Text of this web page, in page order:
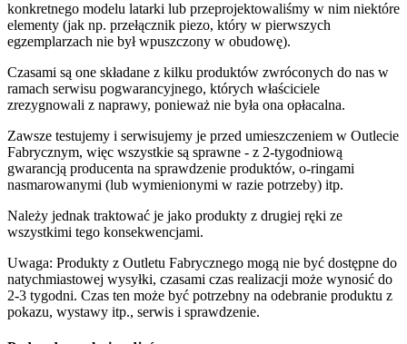
konkretnego modelu latarki lub przeprojektowaliśmy w nim niektóre
elementy (jak np. przełącznik piezo, który w pierwszych
egzemplarzach nie był wpuszczony w obudowę).
Czasami są one składane z kilku produktów zwróconych do nas w
ramach serwisu pogwarancyjnego, których właściciele
zrezygnowali z naprawy, ponieważ nie była ona opłacalna.
Zawsze testujemy i serwisujemy je przed umieszczeniem w Outlecie
Fabrycznym, więc wszystkie są sprawne - z 2-tygodniową
gwarancją producenta na sprawdzenie produktów, o-ringami
nasmarowanymi (lub wymienionymi w razie potrzeby) itp.
Należy jednak traktować je jako produkty z drugiej ręki ze
wszystkimi tego konsekwencjami.
Uwaga: Produkty z Outletu Fabrycznego mogą nie być dostępne do
natychmiastowej wysyłki, czasami czas realizacji może wynosić do
2-3 tygodni. Czas ten może być potrzebny na odebranie produktu z
pokazu, wystawy itp., serwis i sprawdzenie.